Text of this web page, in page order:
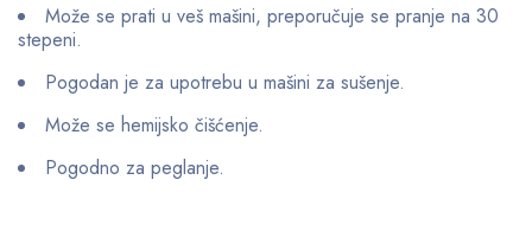
Može se prati u veš mašini, preporučuje se pranje na 30
stepeni.
Pogodan je za upotrebu u mašini za sušenje.
Može se hemijsko čišćenje.
Pogodno za peglanje.